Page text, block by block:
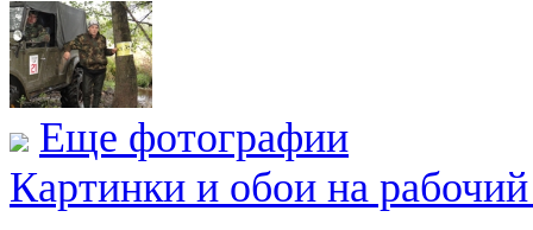
Еще фотографии
Картинки и обои на